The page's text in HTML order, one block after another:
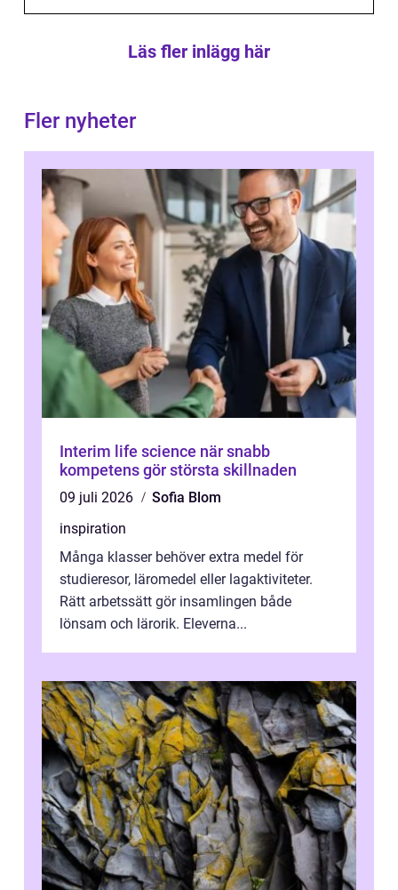
Läs fler inlägg här
Fler nyheter
Interim life science när snabb
kompetens gör största skillnaden
09 juli 2026
Sofia Blom
inspiration
Många klasser behöver extra medel för
studieresor, läromedel eller lagaktiviteter.
Rätt arbetssätt gör insamlingen både
lönsam och lärorik. Eleverna...